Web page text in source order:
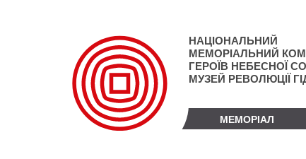
НАЦІОНАЛЬНИЙ
МЕМОРІАЛЬНИЙ
ГЕРОЇВ НЕБЕСНОЇ
МУЗЕЙ РЕВОЛЮЦІЇ
МЕМОРІАЛ